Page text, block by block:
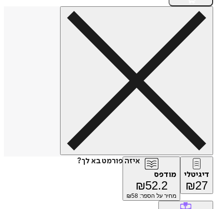
איזה פורמט בא לך?
דיגיטלי
₪27
מודפס
₪52.2
מחיר על הספר: ₪ 58